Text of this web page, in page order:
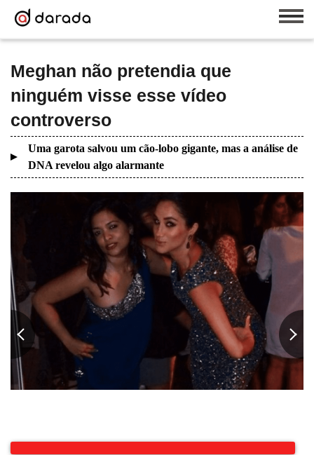
Meghan não pretendia que
ninguém visse esse vídeo
controverso
Uma garota salvou um cão-lobo gigante, mas a análise de
DNA revelou algo alarmante